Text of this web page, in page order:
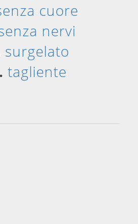
cuore
nervi
surgelato
tagliente